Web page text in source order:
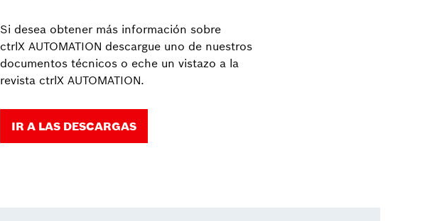
Si desea obtener más información sobre
ctrlX AUTOMATION descargue uno de nuestros
documentos técnicos o eche un vistazo a la
revista ctrlX AUTOMATION.
IR A LAS DESCARGAS